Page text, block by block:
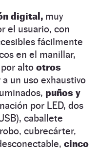
digital, muy
el usuario, con
fácilmente
en el manillar,
alto otros
un uso exhaustivo
puños y
por LED, dos
caballete
cubrecárter,
cinco